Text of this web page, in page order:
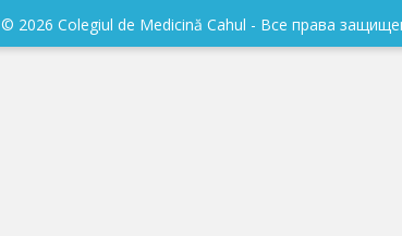
© 2026 Colegiul de Medicină Cahul - Все права